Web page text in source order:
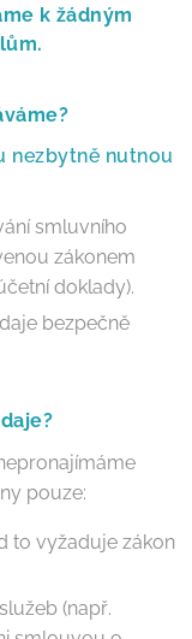
k žádným
nezbytně nutnou
smluvního
zákonem
doklady).
bezpečně
pouze:
to vyžaduje zákon
(např.